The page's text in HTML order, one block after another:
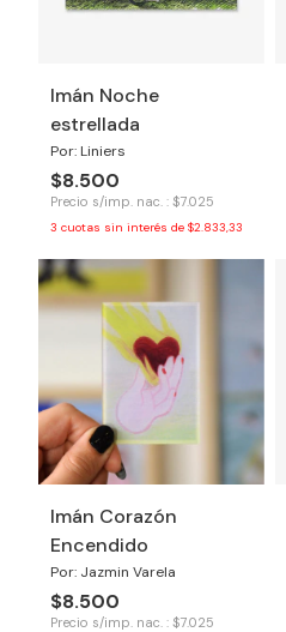
Imán Noche
estrellada
Por: Liniers
$8.500
Precio s/imp. nac. : $7.025
3 cuotas sin interés de $2.833,33
Imán Corazón
Encendido
Por: Jazmin Varela
$8.500
Precio s/imp. nac. : $7.025